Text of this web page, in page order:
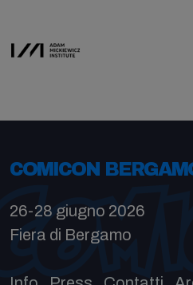
COMICON
26-28 giugno 2026
Fiera di Bergamo